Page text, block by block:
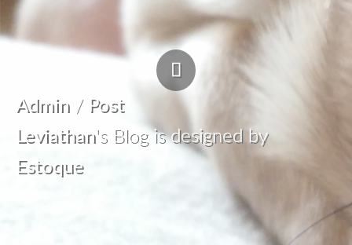
Admin/ Post
Leviathan's Blog is designed by
Estoque